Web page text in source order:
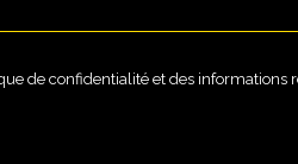
de confidentialité et des informations